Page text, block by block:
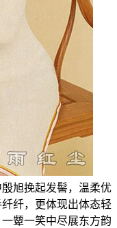
旭挽起发髻，温柔优
纤，更体现出体态轻
颦一笑中尽展东方韵